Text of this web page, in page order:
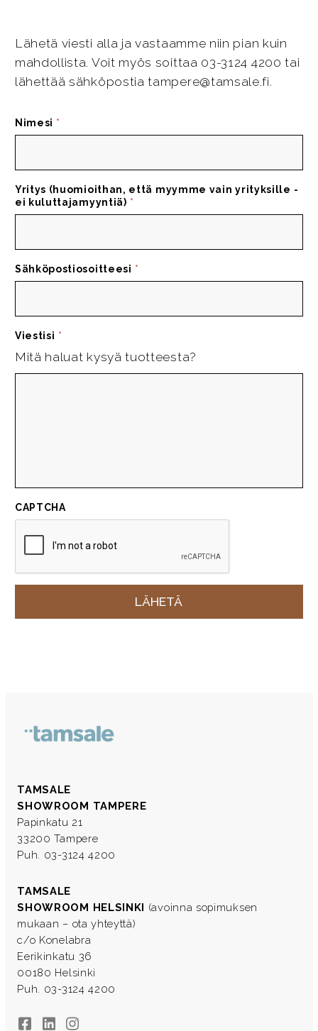
Lähetä viesti alla ja vastaamme niin pian kuin
mahdollista. Voit myös soittaa 03-3124 4200 tai
lähettää sähköpostia tampere@tamsale.fi.
Nimesi *
Yritys (huomioithan, että myymme vain yrityksille -
ei kuluttajamyyntiä) *
Sähköpostiosoitteesi *
Viestisi *
Mitä haluat kysyä tuotteesta?
CAPTCHA
TAMSALE
SHOWROOM TAMPERE
Papinkatu 21
33200 Tampere
Puh. 03-3124 4200
TAMSALE
SHOWROOM HELSINKI (avoinna sopimuksen
mukaan – ota yhteyttä)
c/o Konelabra
Eerikinkatu 36
00180 Helsinki
Puh. 03-3124 4200
FacebookLinkedInInstagram